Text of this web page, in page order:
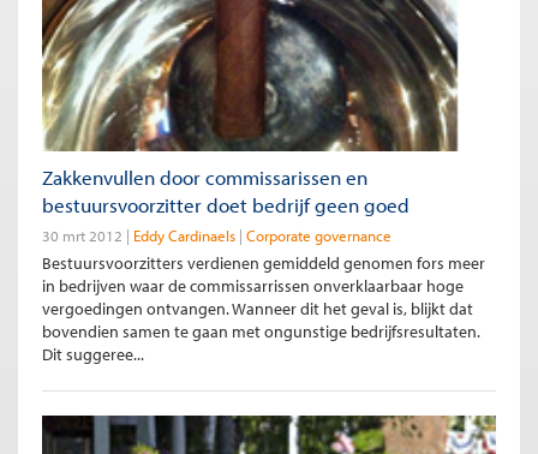
Zakkenvullen door commissarissen en
bestuursvoorzitter doet bedrijf geen goed
30 mrt 2012 Eddy Cardinaels Corporate governance
Bestuursvoorzitters verdienen gemiddeld genomen fors meer
in bedrijven waar de commissarrissen onverklaarbaar hoge
vergoedingen ontvangen. Wanneer dit het geval is, blijkt dat
bovendien samen te gaan met ongunstige bedrijfsresultaten.
Dit suggeree...